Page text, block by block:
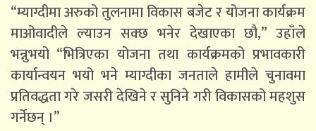
“म्याग्दीमा अरुको तुलनामा विकास बजेट र योजना कार्यक्रम
माओवादीले ल्याउन सक्छ भनेर देखाएका छौ,” उहाँले
भन्नुभयो “भित्रिएका योजना तथा कार्यक्रमको प्रभावकारी
कार्यान्वयन भयो भने म्याग्दीका जनताले हामीले चुनावमा
प्रतिवद्धता गरे जसरी देखिने र सुनिने गरी विकासको महशुस
गर्नेछन् ।”